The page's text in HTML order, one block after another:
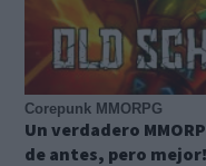
Corepunk MMORPG
Un verdadero
de antes, pero mejor!